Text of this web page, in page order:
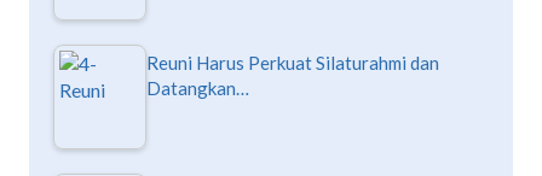
Reuni Harus Perkuat Silaturahmi dan
Datangkan…